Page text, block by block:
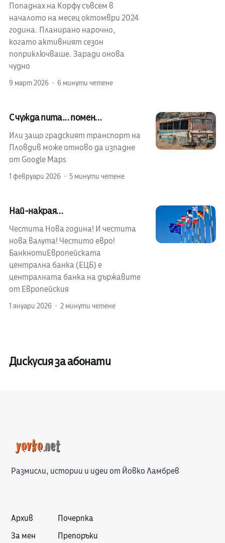
Попаднах на Корфу съвсем в
началото на месец октомври 2024
година. Планирано нарочно,
когато активният сезон
поприключваше. Заради онова
чудно
9 март 2026 6 минути четене
С чужда пита... помен...
Или защо градският транспорт на
Пловдив може отново да изпадне
от Google Maps
1 февруари 2026 5 минути четене
Най-накрая...
Честита Нова година! И честита
нова валута! Честито евро!
БанкнотиЕвропейската
централна банка (ЕЦБ) е
централната банка на държавите
от Европейския
1 януари 2026 2 минути четене
Дискусия за абонати
Размисли, истории и идеи от Йовко Ламбрев
Архив
За мен
Почерпка
Препоръки